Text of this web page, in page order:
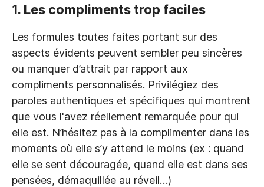
1. Les compliments trop faciles
Les formules toutes faites portant sur des
aspects évidents peuvent sembler peu sincères
ou manquer d’attrait par rapport aux
compliments personnalisés. Privilégiez des
paroles authentiques et spécifiques qui montrent
que vous l'avez réellement remarquée pour qui
elle est. N’hésitez pas à la complimenter dans les
moments où elle s’y attend le moins (ex : quand
elle se sent découragée, quand elle est dans ses
pensées, démaquillée au réveil…)